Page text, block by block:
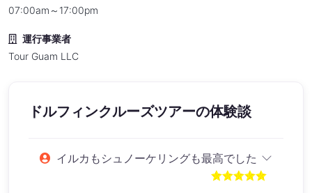
07:00am～17:00pm
運行事業者
Tour Guam LLC
ドルフィンクルーズツアーの体験談
イルカもシュノーケリングも最高でした